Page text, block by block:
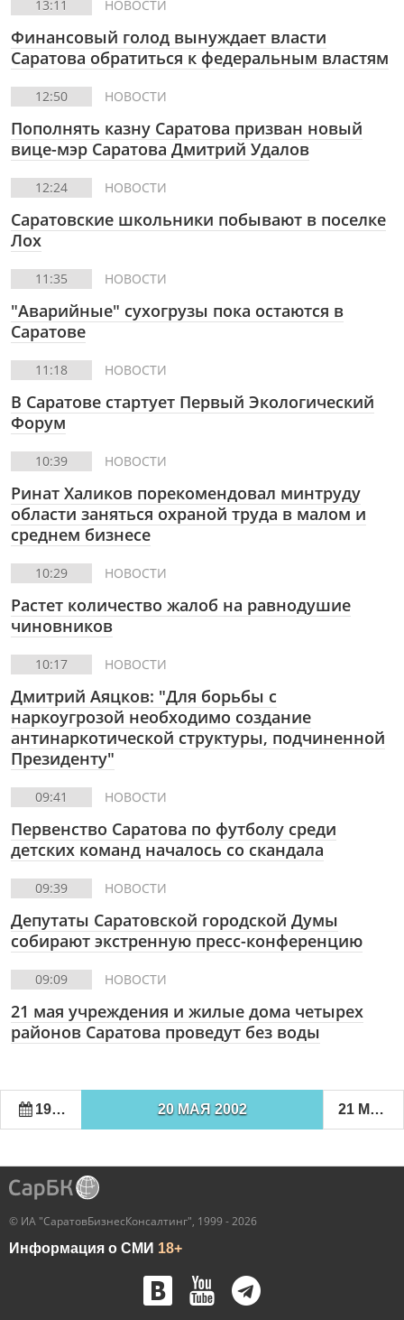
13:11 НОВОСТИ
Финансовый голод вынуждает власти
Саратова обратиться к федеральным властям
12:50 НОВОСТИ
Пополнять казну Саратова призван новый
вице-мэр Саратова Дмитрий Удалов
12:24 НОВОСТИ
Саратовские школьники побывают в поселке
Лох
11:35 НОВОСТИ
"Аварийные" сухогрузы пока остаются в
Саратове
11:18 НОВОСТИ
В Саратове стартует Первый Экологический
Форум
10:39 НОВОСТИ
Ринат Халиков порекомендовал минтруду
области заняться охраной труда в малом и
среднем бизнесе
10:29 НОВОСТИ
Растет количество жалоб на равнодушие
чиновников
10:17 НОВОСТИ
Дмитрий Аяцков: "Для борьбы с
наркоугрозой необходимо создание
антинаркотической структуры, подчиненной
Президенту"
09:41 НОВОСТИ
Первенство Саратова по футболу среди
детских команд началось со скандала
09:39 НОВОСТИ
Депутаты Саратовской городской Думы
собирают экстренную пресс-конференцию
09:09 НОВОСТИ
21 мая учреждения и жилые дома четырех
районов Саратова проведут без воды
19 МАЯ 2002 20 МАЯ 2002 21 МАЯ 2002
© ИА "СаратовБизнесКонсалтинг", 1999 - 2026
Информация о СМИ 18+